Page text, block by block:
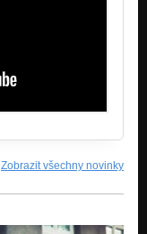
Zobrazit všechny novinky